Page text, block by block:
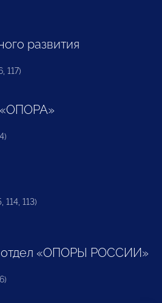
развития
117)
114, 113)
«ОПОРЫ РОССИИ»